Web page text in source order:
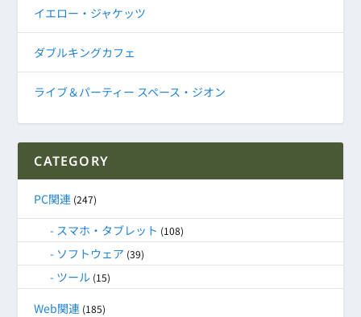
イエロー・ジャケッツ
ダブルキングカフェ
ライブ＆パーティー スペース・ジオン
CATEGORY
PC関連 (247)
スマホ・タブレット (108)
ソフトウェア (39)
ツール (15)
Web関連 (185)